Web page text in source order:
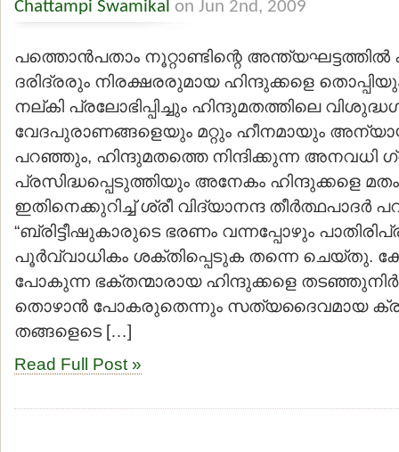
Chattampi Swamikal on Jun 2nd, 2009
പത്തൊന്‍പതാം നൂറ്റാണ്ടിന്റെ അന്ത്യഘട്ടത്തില്‍
ദരിദ്രരും നിരക്ഷരരുമായ ഹിന്ദുക്കളെ
നല്കി പ്രലോഭിപ്പിച്ചും ഹിന്ദുമതത്തിലെ
വേദപുരാണങ്ങളെയും മറ്റും ഹീനമായും
പറഞ്ഞും, ഹിന്ദുമതത്തെ നിന്ദിക്കുന്ന അനവധി
പ്രസിദ്ധപ്പെടുത്തിയും അനേകം ഹിന്ദുക്കളെ മതം
ഇതിനെക്കുറിച്ച് ശ്രീ വിദ്യാനന്ദ
“ബ്രിട്ടീഷുകാരുടെ ഭരണം വന്നപ്പോഴും
പൂര്‍വ്വാധികം ശക്തിപ്പെടുക തന്നെ ചെയ്തു.
പോകുന്ന ഭക്തന്മാരായ ഹിന്ദുക്കളെ
തൊഴാന്‍ പോകരുതെന്നും സത്യദൈവമായ
തങ്ങളെടെ […]
Read Full Post »